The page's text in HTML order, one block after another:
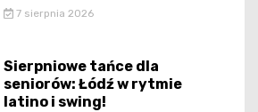
7 sierpnia 2026
Sierpniowe tańce dla
seniorów: Łódź w rytmie
latino i swing!